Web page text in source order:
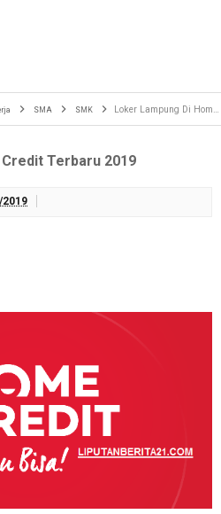
SMA SMK Loker Lampung Di Home Credit Terbaru 2019
Terbaru 2019
2019